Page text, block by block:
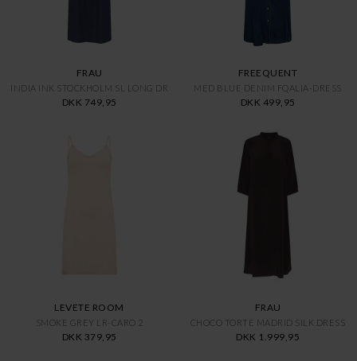
FRAU
INDIA INK STOCKHOLM SL LONG DR
DKK 749,95
FREEQUENT
MED BLUE DENIM FQALIA-DRESS
DKK 499,95
LEVETE ROOM
SMOKE GREY LR-CARO 2
DKK 379,95
FRAU
CHOCO TORTE MADRID SILK DRESS
DKK 1.999,95